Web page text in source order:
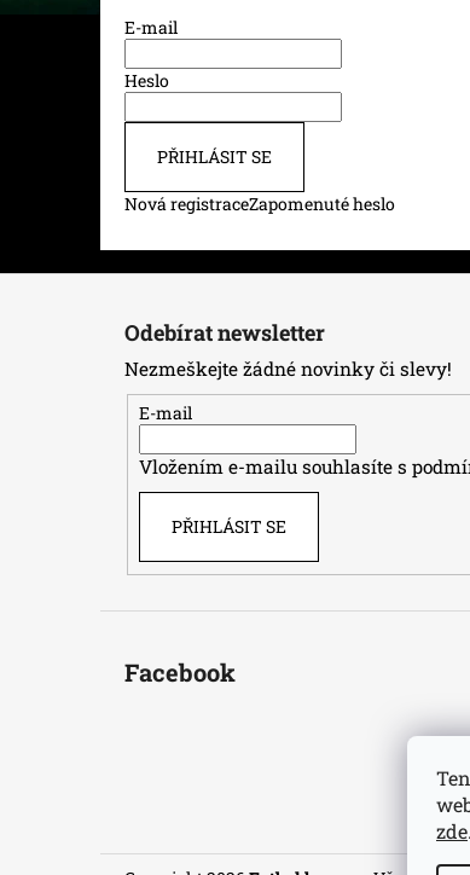
zde.
E-mail
Heslo
PŘIHLÁSIT SE
Nová registraceZapomenuté heslo
Odebírat newsletter
Nezmeškejte žádné novinky či slevy!
E-mail
Vložením e-mailu souhlasíte s
PŘIHLÁSIT SE
Facebook